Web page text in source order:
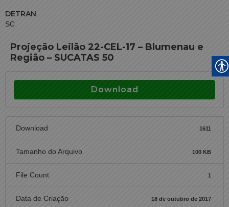
DETRAN
SC
Projeção Leilão 22-CEL-17 – Blumenau e
Região – SUCATAS 50
Download
Download 1611
Tamanho do Arquivo 100 KB
File Count 1
Data de Criação 18 de outubro de 2017